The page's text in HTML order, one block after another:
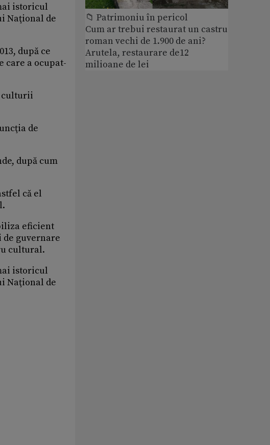
istoricul
Naţional de
după ce
care a ocupat-
culturii
de
după cum
că el
eficient
guvernare
cultural.
istoricul
Naţional de
📁 Patrimoniu în pericol
Cum ar trebui restaurat un castru
roman vechi de 1.900 de ani?
Arutela, restaurare de12
milioane de lei